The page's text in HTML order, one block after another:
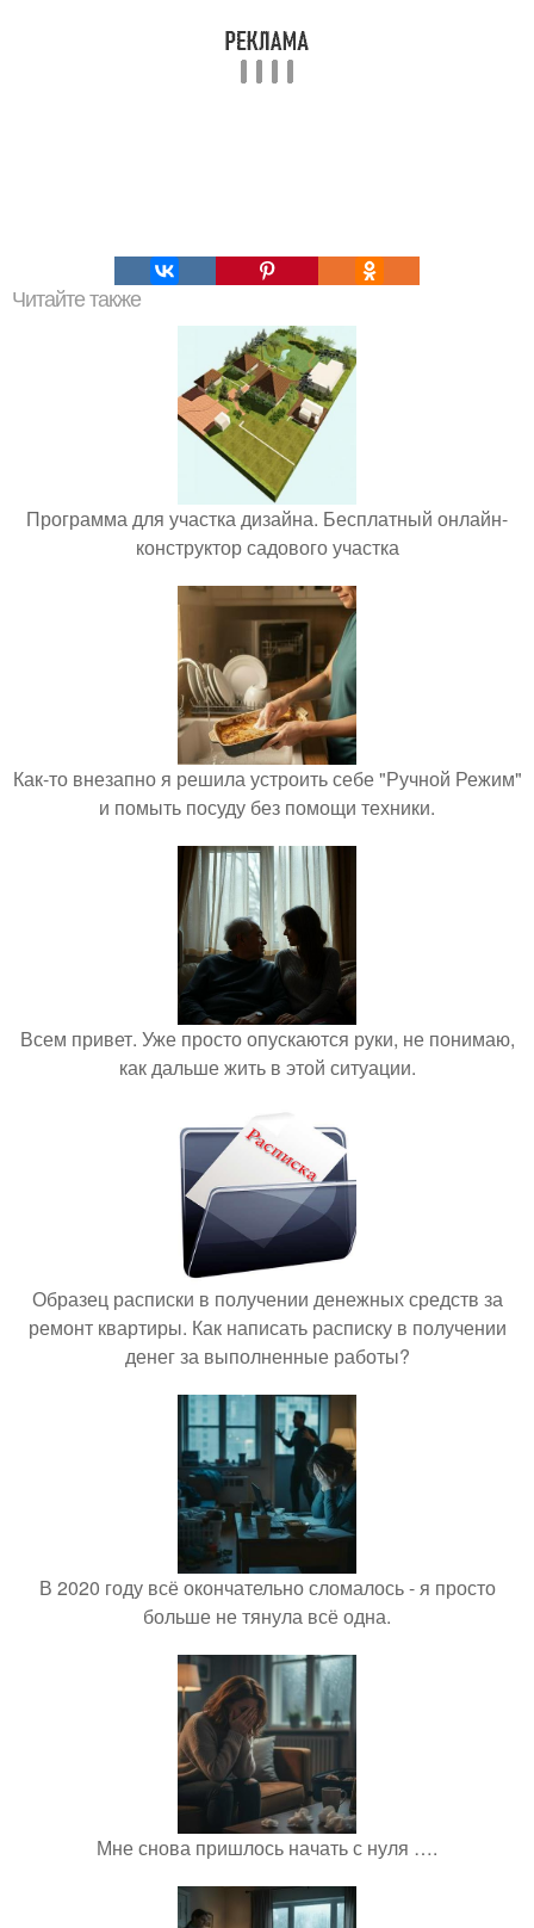
Читайте также
Программа для участка дизайна. Бесплатный онлайн-
конструктор садового участка
Как-то внезапно я решила устроить себе "Ручной Режим"
и помыть посуду без помощи техники.
Всем привет. Уже просто опускаются руки, не понимаю,
как дальше жить в этой ситуации.
Образец расписки в получении денежных средств за
ремонт квартиры. Как написать расписку в получении
денег за выполненные работы?
В 2020 году всё окончательно сломалось - я просто
больше не тянула всё одна.
Мне снова пришлось начать с нуля ….